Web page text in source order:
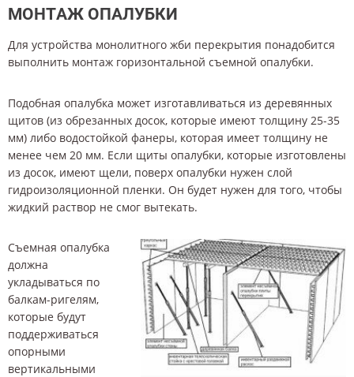
МОНТАЖ ОПАЛУБКИ
Для устройства монолитного жби перекрытия понадобится
выполнить монтаж горизонтальной съемной опалубки.
Подобная опалубка может изготавливаться из деревянных
щитов (из обрезанных досок, которые имеют толщину 25-35
мм) либо водостойкой фанеры, которая имеет толщину не
менее чем 20 мм. Если щиты опалубки, которые изготовлены
из досок, имеют щели, поверх опалубки нужен слой
гидроизоляционной пленки. Он будет нужен для того, чтобы
жидкий раствор не смог вытекать.
Съемная опалубка
должна
укладываться по
балкам-ригелям,
которые будут
поддерживаться
опорными
вертикальными